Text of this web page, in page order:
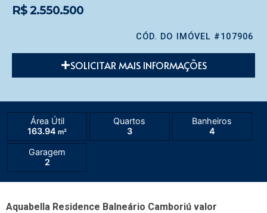
R$ 2.550.500
CÓD. DO IMÓVEL #107906
SOLICITAR MAIS INFORMAÇÕES
Área Útil
163.94 m²
Quartos
3
Banheiros
4
Garagem
2
Aquabella Residence Balneário Camboriú valor